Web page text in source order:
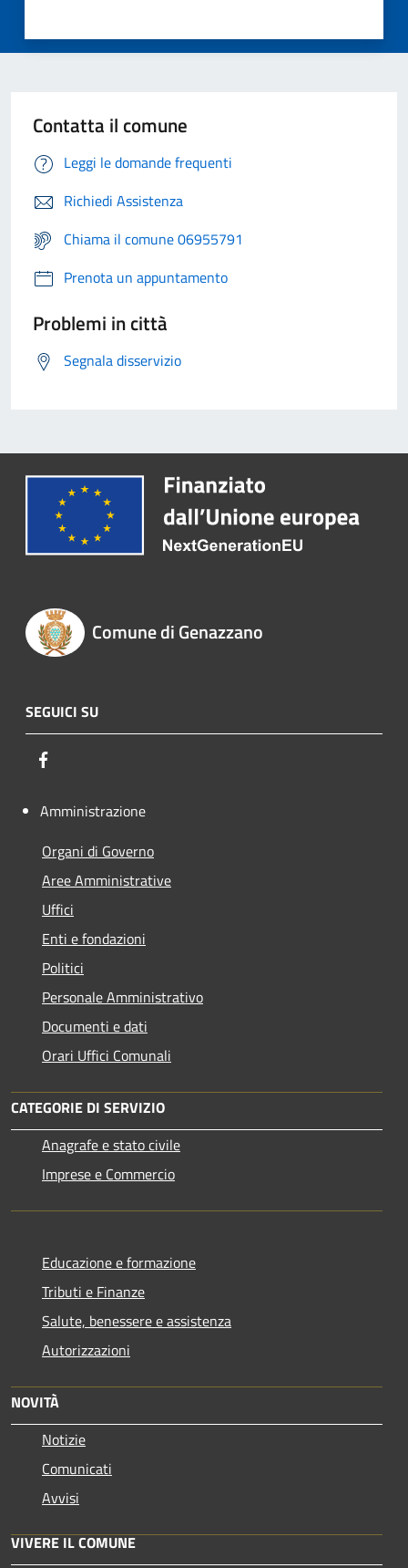
Contatta il comune
Leggi le domande frequenti
Richiedi Assistenza
Chiama il comune 06955791
Prenota un appuntamento
Problemi in città
Segnala disservizio
Comune di Genazzano
SEGUICI SU
Amministrazione
Organi di Governo
Aree Amministrative
Uffici
Enti e fondazioni
Politici
Personale Amministrativo
Documenti e dati
Orari Uffici Comunali
CATEGORIE DI SERVIZIO
Anagrafe e stato civile
Imprese e Commercio
Educazione e formazione
Tributi e Finanze
Salute, benessere e assistenza
Autorizzazioni
NOVITÀ
Notizie
Comunicati
Avvisi
VIVERE IL COMUNE